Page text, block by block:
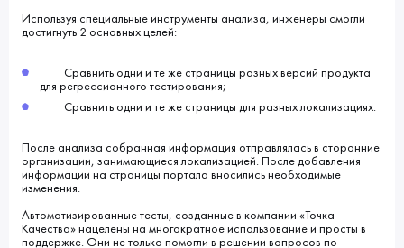
Используя специальные инструменты анализа, инженеры смогли
достигнуть 2 основных целей:
Сравнить одни и те же страницы разных версий продукта
для регрессионного тестирования;
Сравнить одни и те же страницы для разных локализациях.
После анализа собранная информация отправлялась в сторонние
организации, занимающиеся локализацией. После добавления
информации на страницы портала вносились необходимые
изменения.
Автоматизированные тесты, созданные в компании «Точка
Качества» нацелены на многократное использование и просты в
поддержке. Они не только помогли в решении вопросов по